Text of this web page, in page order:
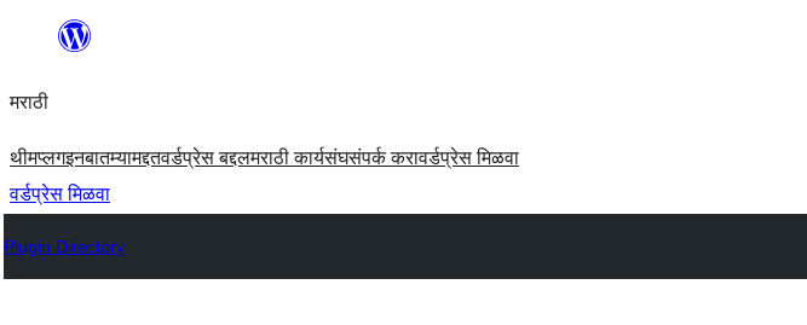
सामुग्रीवर
मराठी
थीमप्लगइनबातम्यामद्दतवर्डप्रेस बद्दलमराठी कार्यसंघसंपर्क करावर्डप्रेस मिळवा
वर्डप्रेस मिळवा
Plugin Directory